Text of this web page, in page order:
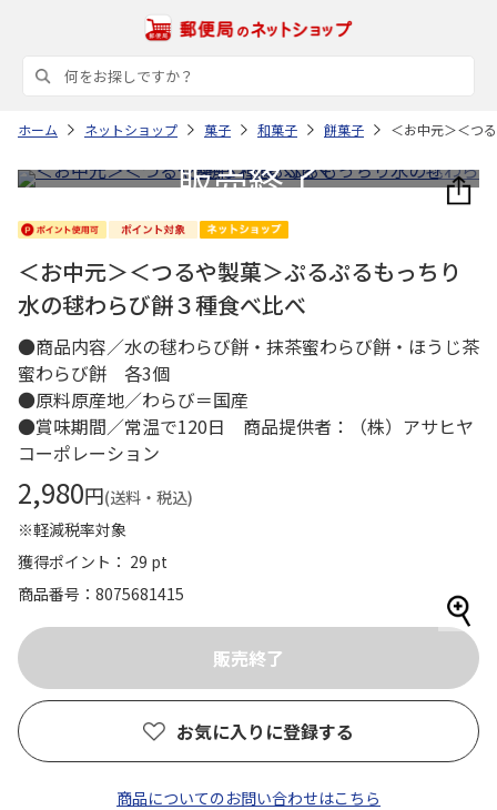
ホーム ネットショップ 菓子 和菓子 餅菓子 ＜お中元＞＜つ
＜お中元＞＜つるや製菓＞ぷるぷるもっちり
水の毬わらび餅３種食べ比べ
●商品内容／水の毬わらび餅・抹茶蜜わらび餅・ほうじ茶
蜜わらび餅 各3個
●原料原産地／わらび＝国産
●賞味期間／常温で120日 商品提供者：（株）アサヒヤ
コーポレーション
2,980円(送料・税込)
※軽減税率対象
獲得ポイント： 29 pt
商品番号
8075681415
お気に入りに登録する
商品についてのお問い合わせはこちら